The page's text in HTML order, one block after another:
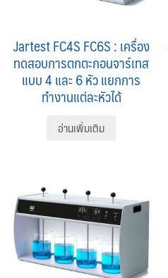
Jartest FC4S FC6S : เครื่อง
ทดสอบการตกตะกอนจาร์เทส
แบบ 4 และ 6 หัว แยกการ
ทำงานแต่ละหัวได้
อ่านเพิ่มเติม